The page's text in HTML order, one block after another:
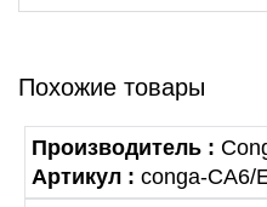
Похожие товары
Производитель :
Артикул : conga-CA6/